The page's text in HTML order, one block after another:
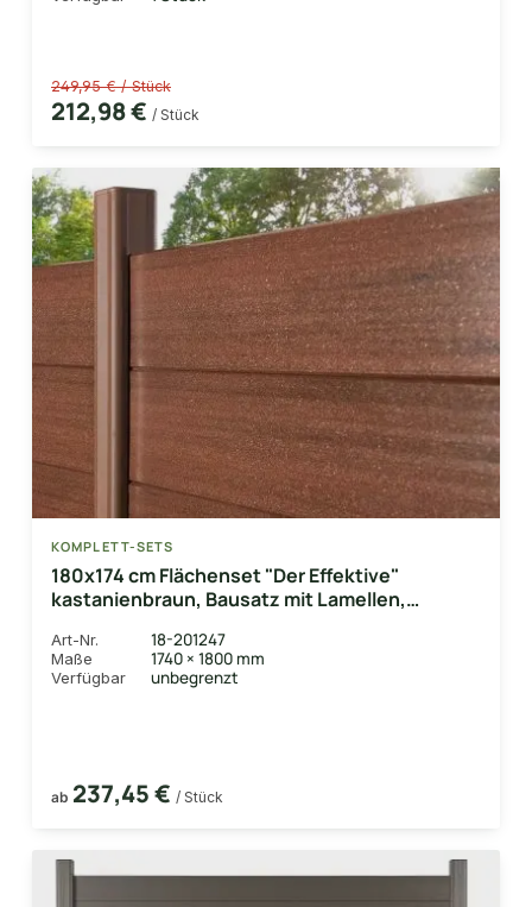
249,95 € / Stück
212,98 € / Stück
KOMPLETT-SETS
180x174 cm Flächenset "Der Effektive"
kastanienbraun, Bausatz mit Lamellen,
Art-Nr. 18-201247
Maße 1740 × 1800 mm
Verfügbar unbegrenzt
ab 237,45 € / Stück